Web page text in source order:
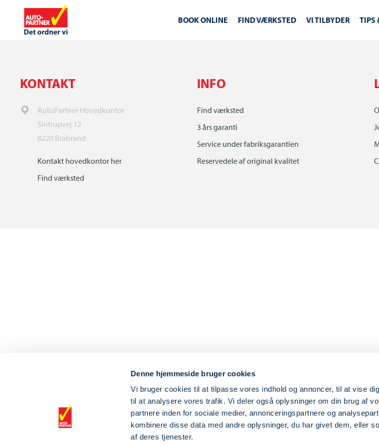
Denne hjemmeside bruger cookies
Vi bruger cookies til at tilpasse vores indhold og annoncer, til at vise
til at analysere vores trafik. Vi deler også oplysninger om din brug af
partnere inden for sociale medier, annonceringspartnere og
kombinere disse data med andre oplysninger, du har givet dem, eller
af deres tjenester.
BOOK ONLINE FIND VÆRKSTED VI TILBYDER TIPS
KONTAKT
AutoPartner Hovedkontor
Sintrupvej 12
8220 Brabrand
Kontakt hovedkontor her
Find værksted
INFO
Find værksted
3 års garanti
Service under fabriksgarantien
Reservedele af original kvalitet